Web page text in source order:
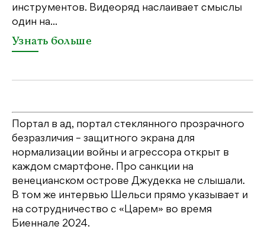
инструментов. Видеоряд наслаивает смыслы
один на...
Узнать больше
Портал в ад, портал стеклянного прозрачного
безразличия – защитного экрана для
нормализации войны и агрессора открыт в
каждом смартфоне. Про санкции на
венецианском острове Джудекка не слышали.
В том же интервью Шельси прямо указывает и
на сотрудничество с «Царем» во время
Биеннале 2024.